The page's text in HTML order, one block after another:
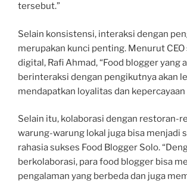
tersebut.”
Selain konsistensi, interaksi dengan
merupakan kunci penting. Menurut CEO
digital, Rafi Ahmad, “Food blogger yang
berinteraksi dengan pengikutnya akan
mendapatkan loyalitas dan kepercayaan
Selain itu, kolaborasi dengan restoran-
warung-warung lokal juga bisa menjadi
rahasia sukses Food Blogger Solo.
berkolaborasi, para food blogger bisa
pengalaman yang berbeda dan juga